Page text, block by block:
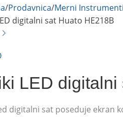
Prodavnica Merni Instrumenti
digitalni sat Huato HE218B
LED
digitalni sat poseduje ekran